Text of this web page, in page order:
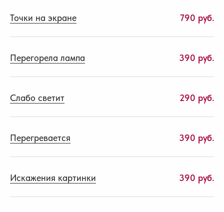
Точки на экране 790 руб.
Перегорела лампа 390 руб.
Слабо светит 290 руб.
Перегревается 390 руб.
Искажения картинки 390 руб.